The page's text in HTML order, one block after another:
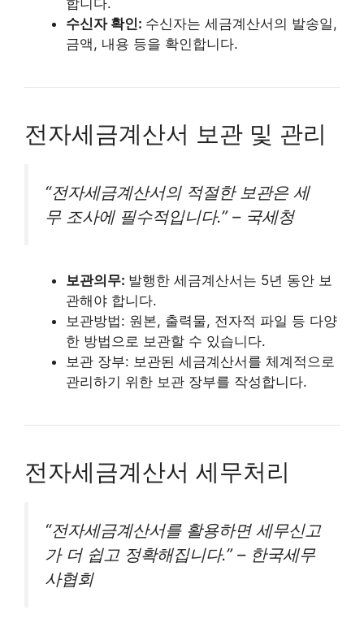
합니다.
수신자 확인: 수신자는 세금계산서의 발송일,
금액, 내용 등을 확인합니다.
전자세금계산서 보관 및 관리
“전자세금계산서의 적절한 보관은 세
무 조사에 필수적입니다.” – 국세청
보관의무: 발행한 세금계산서는 5년 동안 보
관해야 합니다.
보관방법: 원본, 출력물, 전자적 파일 등 다양
한 방법으로 보관할 수 있습니다.
보관 장부: 보관된 세금계산서를 체계적으로
관리하기 위한 보관 장부를 작성합니다.
전자세금계산서 세무처리
“전자세금계산서를 활용하면 세무신고
가 더 쉽고 정확해집니다.” – 한국세무
사협회